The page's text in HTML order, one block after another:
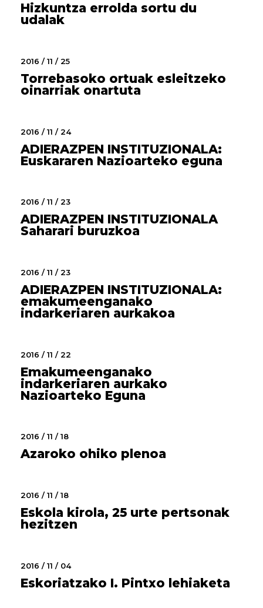
Hizkuntza errolda sortu du
udalak
2016 / 11 / 25
Torrebasoko ortuak esleitzeko
oinarriak onartuta
2016 / 11 / 24
ADIERAZPEN INSTITUZIONALA:
Euskararen Nazioarteko eguna
2016 / 11 / 23
ADIERAZPEN INSTITUZIONALA
Saharari buruzkoa
2016 / 11 / 23
ADIERAZPEN INSTITUZIONALA:
emakumeenganako
indarkeriaren aurkakoa
2016 / 11 / 22
Emakumeenganako
indarkeriaren aurkako
Nazioarteko Eguna
2016 / 11 / 18
Azaroko ohiko plenoa
2016 / 11 / 18
Eskola kirola, 25 urte pertsonak
hezitzen
2016 / 11 / 04
Eskoriatzako I. Pintxo lehiaketa